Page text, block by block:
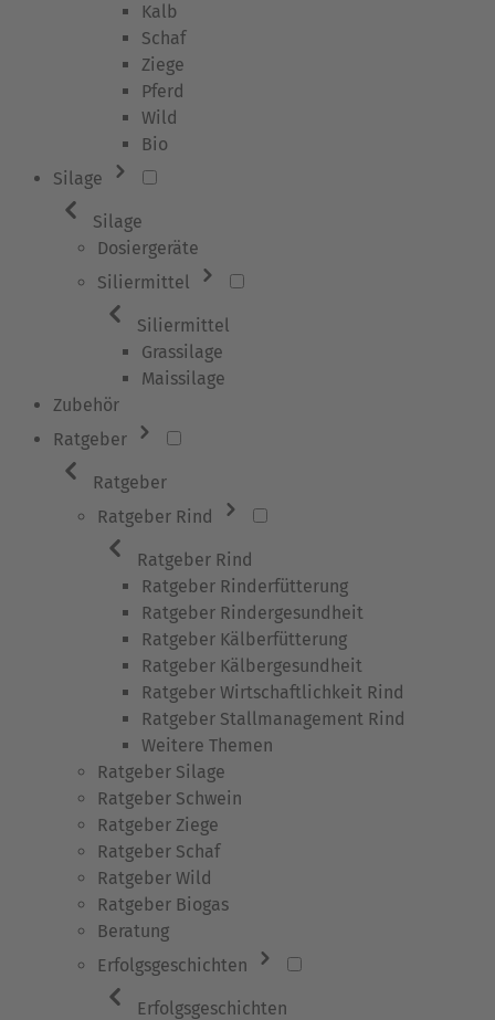
Kalb
Schaf
Ziege
Pferd
Wild
Bio
Silage
Silage
Dosiergeräte
Siliermittel
Siliermittel
Grassilage
Maissilage
Zubehör
Ratgeber
Ratgeber
Ratgeber Rind
Ratgeber Rind
Ratgeber Rinderfütterung
Ratgeber Rindergesundheit
Ratgeber Kälberfütterung
Ratgeber Kälbergesundheit
Ratgeber Wirtschaftlichkeit Rind
Ratgeber Stallmanagement Rind
Weitere Themen
Ratgeber Silage
Ratgeber Schwein
Ratgeber Ziege
Ratgeber Schaf
Ratgeber Wild
Ratgeber Biogas
Beratung
Erfolgsgeschichten
Erfolgsgeschichten